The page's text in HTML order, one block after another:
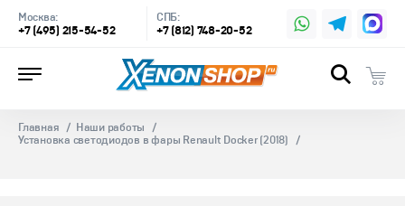
Москва:
+7 (495) 215-54-52
СПБ:
+7 (812) 748-20-52
Главная
Наши работы
Установка светодиодов в фары Renault Docker (2018)